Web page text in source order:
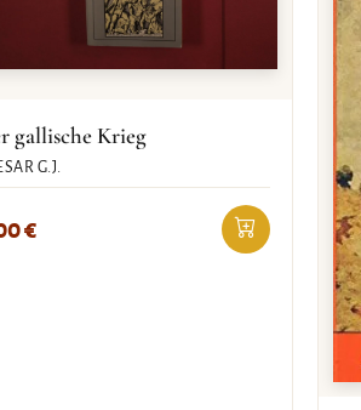
gallische Krieg
G.J.
€